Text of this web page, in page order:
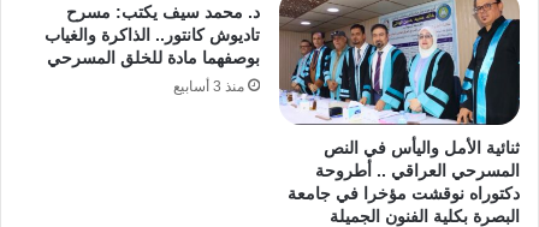
ثنائية الأمل واليأس في النص
المسرحي العراقي .. أطروحة
دكتوراه نوقشت مؤخرا في جامعة
البصرة بكلية الفنون الجميلة
د. محمد سيف يكتب: مسرح
تاديوش كانتور.. الذاكرة والغياب
بوصفهما مادة للخلق المسرحي
منذ 3 أسابيع